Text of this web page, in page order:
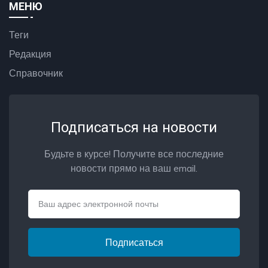
МЕНЮ
Теги
Редакция
Справочник
Подписаться на новости
Будьте в курсе! Получите все последние
новости прямо на ваш email.
Подписаться